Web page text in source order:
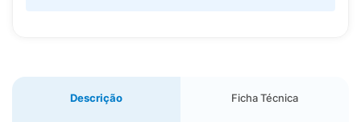
Descrição Ficha Técnica